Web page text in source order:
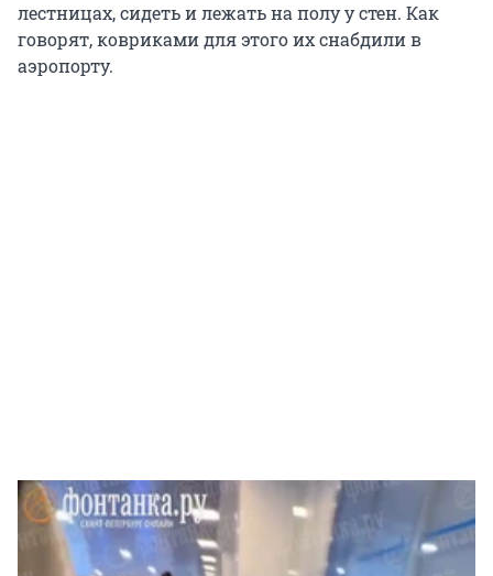
лестницах, сидеть и лежать на полу у стен. Как
говорят, ковриками для этого их снабдили в
аэропорту.